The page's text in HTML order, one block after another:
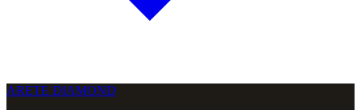
ARETE DIAMOND